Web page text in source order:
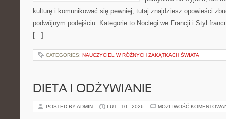
kulturę i komunikować się pewniej, tutaj znajdziesz opowieści
podwójnym podejściu. Kategorie to Noclegi we Francji i Styl
[…]
CATEGORIES: NAUCZYCIEL W RÓŻNYCH ZAKĄTKACH ŚWIATA
DIETA I ODŻYWIANIE
POSTED BY ADMIN LUT - 10 - 2026 MOŻLIWOŚĆ